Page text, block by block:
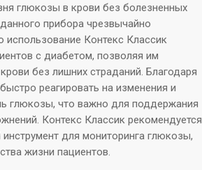
глюкозы в крови без болезненных
прибора чрезвычайно
Контекс Классик
с диабетом, позволяя им
без лишних страданий. Благодаря
реагировать на изменения и
глюкозы, что важно для поддержания
Контекс Классик рекомендуется
для мониторинга глюкозы,
жизни пациентов.